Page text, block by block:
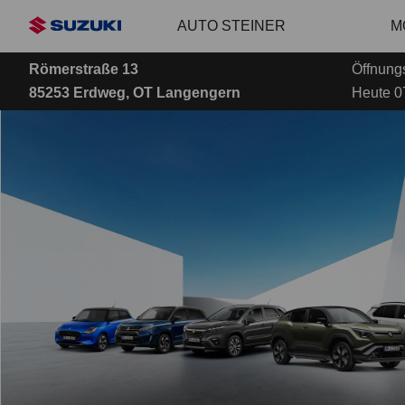
Hauptinhalt
AUTO STEINER
Römerstraße 13
85253 Erdweg, OT Langengern
Heute